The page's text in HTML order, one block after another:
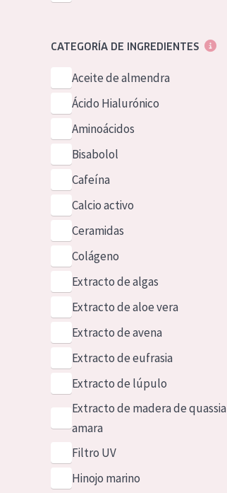
CATEGORÍA DE INGREDIENTES
Aceite de almendra
Ácido Hialurónico
Aminoácidos
Bisabolol
Cafeína
Calcio activo
Ceramidas
Colágeno
Extracto de algas
Extracto de aloe vera
Extracto de avena
Extracto de eufrasia
Extracto de lúpulo
Extracto de madera de quassia
amara
Filtro UV
Hinojo marino